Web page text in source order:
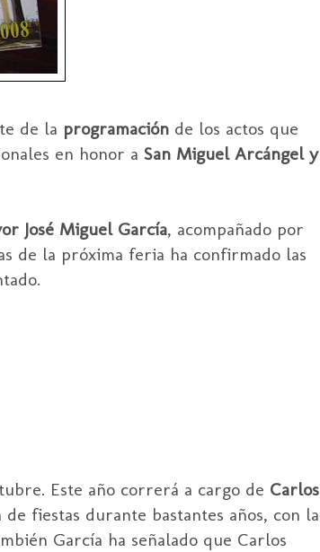
de la programación de los actos que
en honor a San Miguel Arcángel y
José Miguel García, acompañado por
de la próxima feria ha confirmado las
Este año correrá a cargo de Carlos
fiestas durante bastantes años, con la
García ha señalado que Carlos